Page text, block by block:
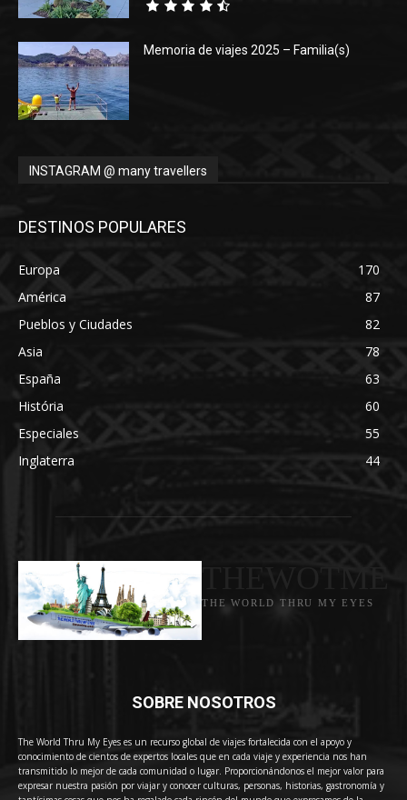
Memoria de viajes 2025 – Familia(s)
INSTAGRAM @ many travellers
DESTINOS POPULARES
Europa
170
América
87
Pueblos y Ciudades
82
Asia
78
España
63
História
60
Especiales
55
Inglaterra
44
THE WORLD THRU MY EYES
SOBRE NOSOTROS
The World Thru My Eyes es un recurso global de viajes fortalecida con el apoyo y
conocimiento de cientos de expertos locales que en cada viaje y experiencia nos han
transmitido lo mejor de cada comunidad o lugar. Proporcionándonos el mejor valor para
expresar nuestra pasión por viajar y conocer culturas, personas, historias, gastronomía y